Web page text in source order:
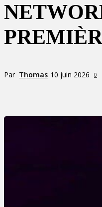
Par Thomas 10 juin 2026 0